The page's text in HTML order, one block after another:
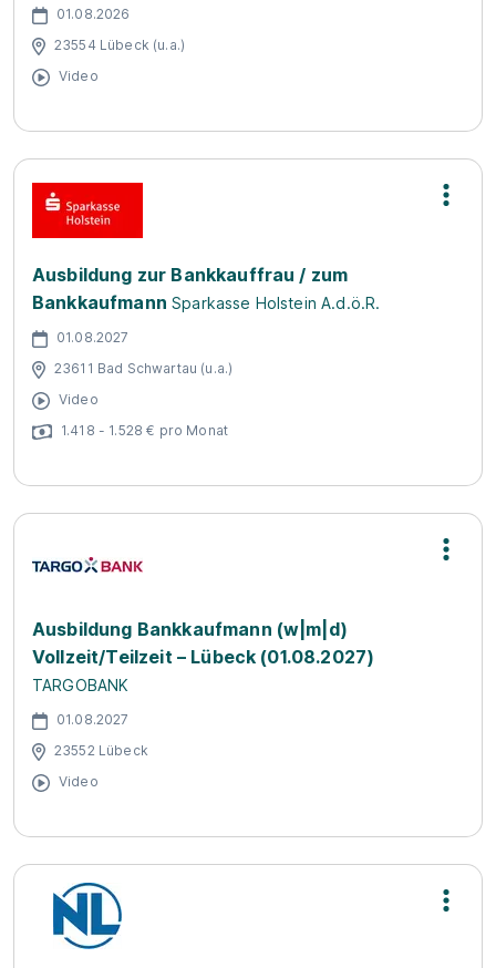
01.08.2026
23554 Lübeck (u.a.)
Video
Ausbildung zur Bankkauffrau / zum
Bankkaufmann Sparkasse Holstein A.d.ö.R.
01.08.2027
23611 Bad Schwartau (u.a.)
Video
1.418 - 1.528 € pro Monat
Ausbildung Bankkaufmann (w|m|d)
Vollzeit/Teilzeit – Lübeck (01.08.2027)
TARGOBANK
01.08.2027
23552 Lübeck
Video